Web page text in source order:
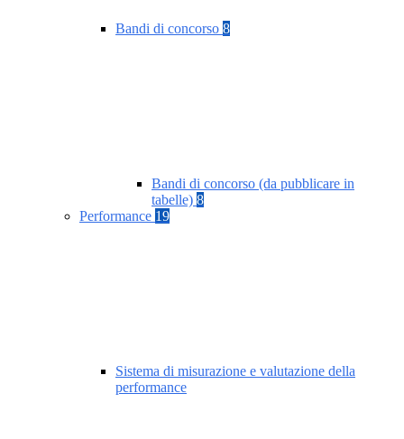
Bandi di concorso 8
Bandi di concorso (da pubblicare in
tabelle) 8
Performance 19
Sistema di misurazione e valutazione della
performance